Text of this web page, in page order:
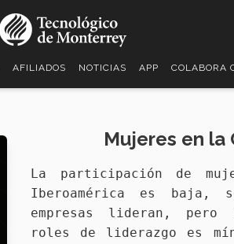
AFILIADOS NOTICIAS APP COLABORA
Mujeres en la
La participación de
Iberoamérica es baja,
empresas lideran, pero
roles de liderazgo es